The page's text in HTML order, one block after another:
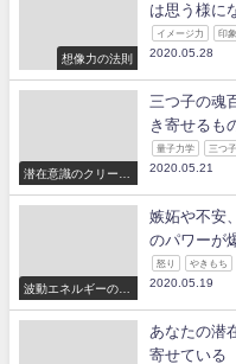
想像力の法則
は思う様に
イメージ力 印
2020.05.28
潜在意識のクリーニ
三つ子の魂
き寄せるも
量子力学 三つ
2020.05.21
波動エネルギーの法
嫉妬や不安
のパワーが
怒り やきもち
2020.05.19
あなたの潜
寄せている